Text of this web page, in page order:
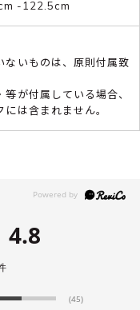
-122.5cm
いものは、原則付属致
が付属している場合、
は含まれません。
4.8
(45)